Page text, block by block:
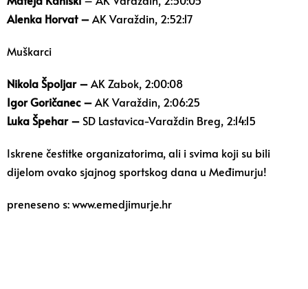
Alenka Horvat –AK Varaždin, 2:52:17
Muškarci
Nikola Špoljar –AK Zabok, 2:00:08
Igor Goričanec –AK Varaždin, 2:06:25
Luka Špehar – SD Lastavica-Varaždin Breg, 2:14:15
Iskrene čestitke organizatorima, ali i svima koji su bili
dijelom ovako sjajnog sportskog dana u Međimurju!
preneseno s: www.emedjimurje.hr